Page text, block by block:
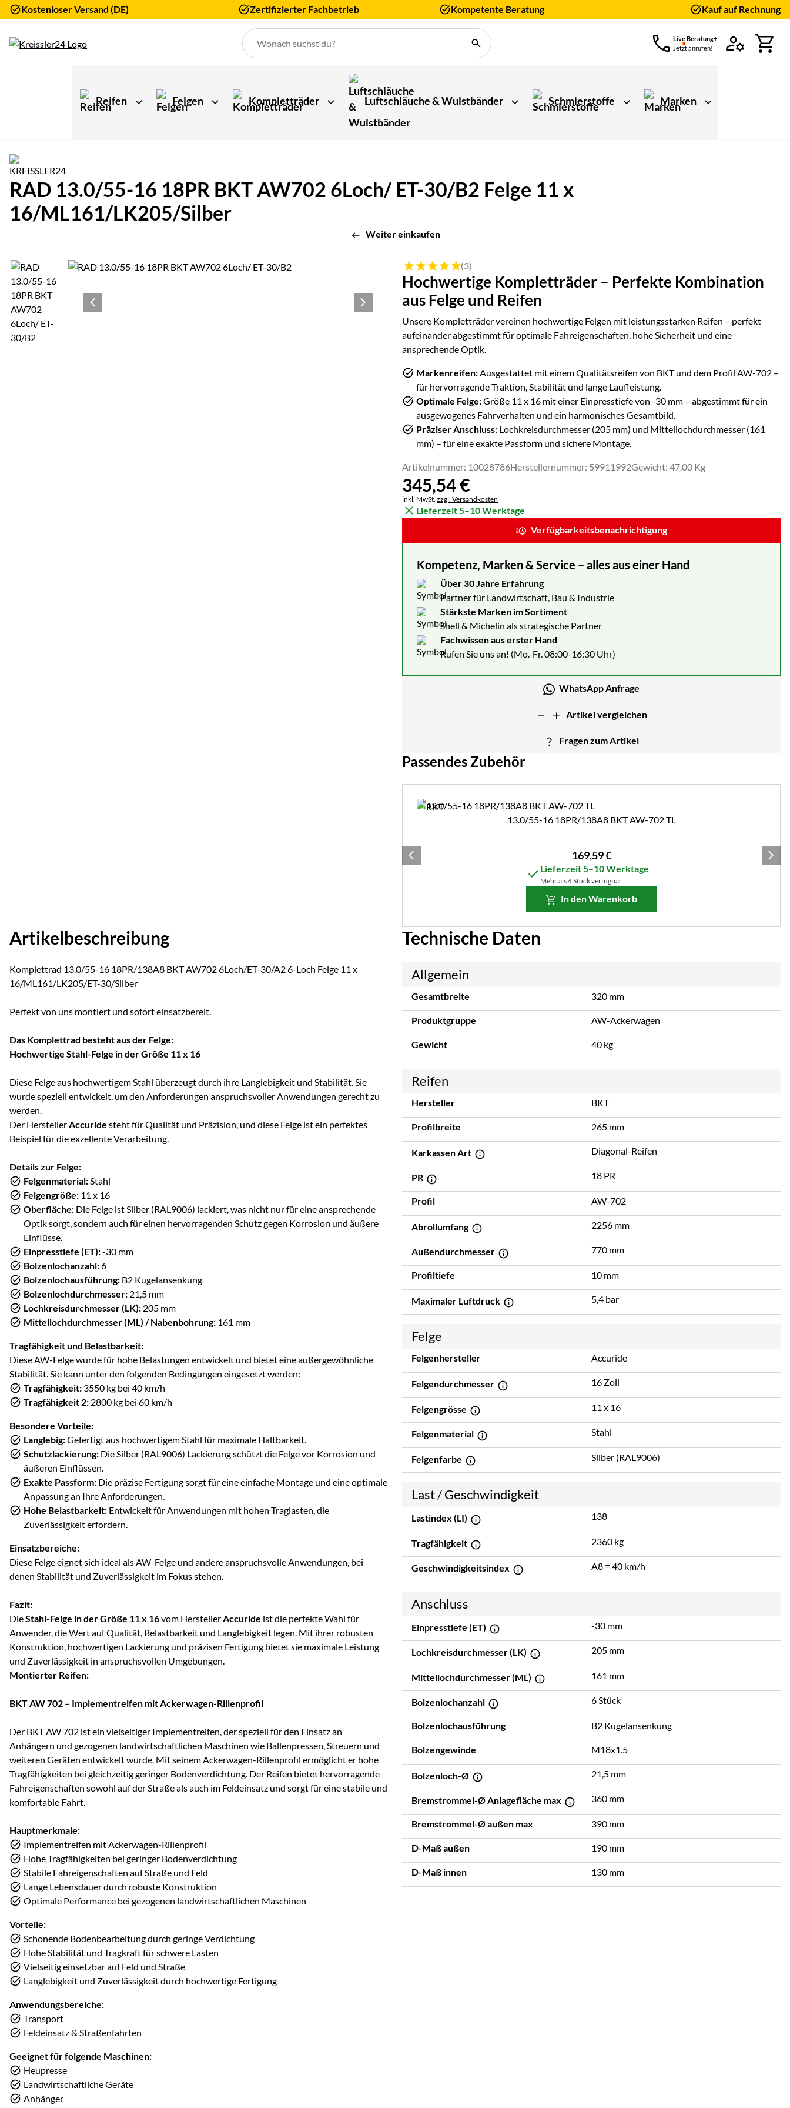
Kostenloser Versand (DE) Zertifizierter Fachbetrieb Kompetente Beratung Kauf auf Rechnung
Live Beratung+
Jetzt anrufen!
Reifen Felgen Kompletträder Luftschläuche & Wulstbänder Schmierstoffe Marken
RAD 13.0/55-16 18PR BKT AW702 6Loch/ ET-30/B2 Felge 11 x
16/ML161/LK205/Silber
Weiter einkaufen
Produktgalerie
Zur Kaufbox springen
Bewertung: 5 von 5 (3 Bewertungen)
(3)
Hochwertige Kompletträder – Perfekte Kombination
aus Felge und Reifen
Unsere Kompletträder vereinen hochwertige Felgen mit leistungsstarken Reifen – perfekt
aufeinander abgestimmt für optimale Fahreigenschaften, hohe Sicherheit und eine
ansprechende Optik.
Markenreifen: Ausgestattet mit einem Qualitätsreifen von BKTund dem Profil AW-702 –
für hervorragende Traktion, Stabilität und lange Laufleistung.
Optimale Felge:Größe 11 x 16 mit einer Einpresstiefe von -30 mm – abgestimmt für ein
ausgewogenes Fahrverhalten und ein harmonisches Gesamtbild.
Präziser Anschluss: Lochkreisdurchmesser (205 mm) und Mittellochdurchmesser (161
mm) – für eine exakte Passform und sichere Montage.
Artikelnummer: 10028786Herstellernummer: 59911992Gewicht: 47,00 Kg
345,54€
Steuerhinweis:
inkl. MwSt. zzgl. Versandkosten
Lieferzeit 5–10 Werktage
Verfügbarkeitsbenachrichtigung
Kompetenz, Marken & Service – alles aus einer Hand
Über 30 Jahre Erfahrung
Partner für Landwirtschaft, Bau & Industrie
Stärkste Marken im Sortiment
Shell & Michelin als strategische Partner
Fachwissen aus erster Hand
Rufen Sie uns an! (Mo.-Fr. 08:00-16:30 Uhr)
WhatsApp Anfrage
Artikel vergleichen
Fragen zum Artikel
Passendes Zubehör
Zubehör überspringen
13.0/55-16 18PR/138A8 BKT AW-702 TL
169,59€
Lieferzeit 5–10 Werktage
Mehr als 4 Stück verfügbar
In den Warenkorb
Artikelbeschreibung
Komplettrad 13.0/55-16 18PR/138A8 BKT AW702 6Loch/ET-30/A2 6-Loch Felge 11 x
16/ML161/LK205/ET-30/Silber
Perfekt von uns montiert und sofort einsatzbereit.
Das Komplettrad besteht aus der Felge:
Hochwertige Stahl-Felge in der Größe 11 x 16
Diese Felge aus hochwertigem Stahl überzeugt durch ihre Langlebigkeit und Stabilität. Sie
wurde speziell entwickelt, um den Anforderungen anspruchsvoller Anwendungen gerecht zu
werden.
Der Hersteller Accuride steht für Qualität und Präzision, und diese Felge ist ein perfektes
Beispiel für die exzellente Verarbeitung.
Details zur Felge:
Felgenmaterial: Stahl
Felgengröße: 11 x 16
Oberfläche: Die Felge ist Silber (RAL9006) lackiert, was nicht nur für eine ansprechende
Optik sorgt, sondern auch für einen hervorragenden Schutz gegen Korrosion und äußere
Einflüsse.
Einpresstiefe (ET):-30 mm
Bolzenlochanzahl:6
Bolzenlochausführung: B2 Kugelansenkung
Bolzenlochdurchmesser: 21,5 mm
Lochkreisdurchmesser (LK): 205 mm
Mittellochdurchmesser (ML) / Nabenbohrung: 161 mm
Tragfähigkeit und Belastbarkeit:
Diese AW-Felge wurde für hohe Belastungen entwickelt und bietet eine außergewöhnliche
Stabilität. Sie kann unter den folgenden Bedingungen eingesetzt werden:
Tragfähigkeit: 3550 kg bei 40 km/h
Tragfähigkeit 2: 2800 kg bei 60 km/h
Besondere Vorteile:
Langlebig:Gefertigt aus hochwertigem Stahl für maximale Haltbarkeit.
Schutzlackierung: Die Silber (RAL9006) Lackierung schützt die Felge vor Korrosion und
äußeren Einflüssen.
Exakte Passform: Die präzise Fertigung sorgt für eine einfache Montage und eine optimale
Anpassung an Ihre Anforderungen.
Hohe Belastbarkeit: Entwickelt für Anwendungen mit hohen Traglasten, die
Zuverlässigkeit erfordern.
Einsatzbereiche:
Diese Felge eignet sich ideal als AW-Felge und andere anspruchsvolle Anwendungen, bei
denen Stabilität und Zuverlässigkeit im Fokus stehen.
Fazit:
DieStahl-Felge in der Größe 11 x 16vom Hersteller Accuride ist die perfekte Wahl für
Anwender, die Wert auf Qualität, Belastbarkeit und Langlebigkeit legen. Mit ihrer robusten
Konstruktion, hochwertigen Lackierung und präzisen Fertigung bietet sie maximale Leistung
und Zuverlässigkeit in anspruchsvollen Umgebungen.
Montierter Reifen:
BKT AW 702 – Implementreifen mit Ackerwagen-Rillenprofil
Der BKT AW 702 ist ein vielseitiger Implementreifen, der speziell für den Einsatz an
Anhängern und gezogenen landwirtschaftlichen Maschinen wie Ballenpressen, Streuern und
weiteren Geräten entwickelt wurde. Mit seinem Ackerwagen-Rillenprofil ermöglicht er hohe
Tragfähigkeiten bei gleichzeitig geringer Bodenverdichtung. Der Reifen bietet hervorragende
Fahreigenschaften sowohl auf der Straße als auch im Feldeinsatz und sorgt für eine stabile und
komfortable Fahrt.
Hauptmerkmale:
Implementreifen mit Ackerwagen-Rillenprofil
Hohe Tragfähigkeiten bei geringer Bodenverdichtung
Stabile Fahreigenschaften auf Straße und Feld
Lange Lebensdauer durch robuste Konstruktion
Optimale Performance bei gezogenen landwirtschaftlichen Maschinen
Vorteile:
Schonende Bodenbearbeitung durch geringe Verdichtung
Hohe Stabilität und Tragkraft für schwere Lasten
Vielseitig einsetzbar auf Feld und Straße
Langlebigkeit und Zuverlässigkeit durch hochwertige Fertigung
Anwendungsbereiche:
Transport
Feldeinsatz & Straßenfahrten
Geeignet für folgende Maschinen:
Heupresse
Landwirtschaftliche Geräte
Anhänger
Technische Daten
Allgemein
Gesamtbreite 320 mm
Produktgruppe AW-Ackerwagen
Gewicht 40 kg
Reifen
Hersteller BKT
Profilbreite 265 mm
Karkassen Art Diagonal-Reifen
PR 18 PR
Profil AW-702
Abrollumfang 2256 mm
Außendurchmesser 770 mm
Profiltiefe 10 mm
Maximaler Luftdruck 5,4 bar
Felge
Felgenhersteller Accuride
Felgendurchmesser 16 Zoll
Felgengrösse 11 x 16
Felgenmaterial Stahl
Felgenfarbe Silber (RAL9006)
Last / Geschwindigkeit
Lastindex (LI) 138
Tragfähigkeit 2360 kg
Geschwindigkeitsindex A8 = 40 km/h
Anschluss
Einpresstiefe (ET) -30 mm
Lochkreisdurchmesser (LK) 205 mm
Mittellochdurchmesser (ML) 161 mm
Bolzenlochanzahl 6 Stück
Bolzenlochausführung B2 Kugelansenkung
Bolzengewinde M18x1.5
Bolzenloch-Ø 21,5 mm
Bremstrommel-Ø Anlagefläche max 360 mm
Bremstrommel-Ø außen max 390 mm
D-Maß außen 190 mm
D-Maß innen 130 mm